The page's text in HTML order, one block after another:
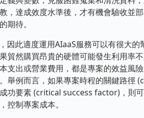
，達成效度水準後，才有機會驗收並
期待。
此適度運用AIaaS服務可以有很大的
貿然購買昂貴的硬體可能發生利用率
支出或營業費用，都是專案的效益風
舉例而言，如果專案時程的關鍵路
功要素 (critical success factor)，則
控制專案成本。